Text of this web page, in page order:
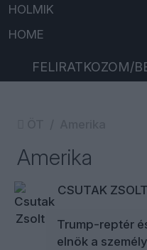
HOLMIK
HOME
FELIRATKOZOM/
Amerika
CSUTAK ZSOLT
Trump-reptér
elnök a